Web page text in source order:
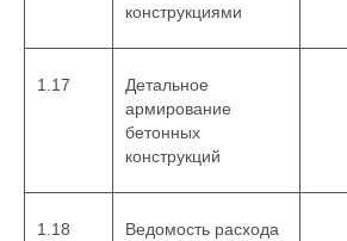
конструкциями
1.17
Детальное
армирование
бетонных
конструкций
1.18
Ведомость расхода